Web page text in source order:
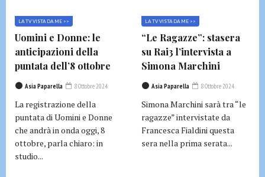
LA TV VISTA DA ME >>
Uomini e Donne: le
anticipazioni della
puntata dell’8 ottobre
Asia Paparella 8 Ottobre 2024
La registrazione della
puntata di Uomini e Donne
che andrà in onda oggi, 8
ottobre, parla chiaro: in
studio...
LA TV VISTA DA ME >>
“Le Ragazze”: stasera
su Rai3 l’intervista a
Simona Marchini
Asia Paparella 8 Ottobre 2024
Simona Marchini sarà tra “le
ragazze” intervistate da
Francesca Fialdini questa
sera nella prima serata...